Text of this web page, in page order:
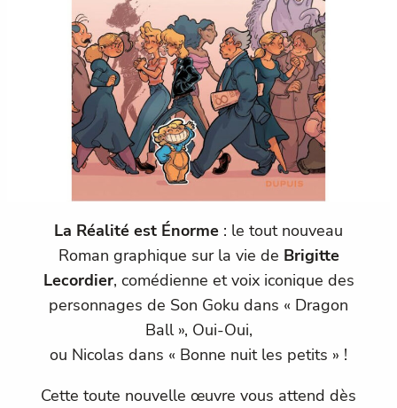
La Réalité est Énorme : le tout nouveau
Roman graphique sur la vie de Brigitte
Lecordier, comédienne et voix iconique des
personnages de Son Goku dans « Dragon
Ball », Oui-Oui,
ou Nicolas dans « Bonne nuit les petits » !
Cette toute nouvelle œuvre vous attend dès